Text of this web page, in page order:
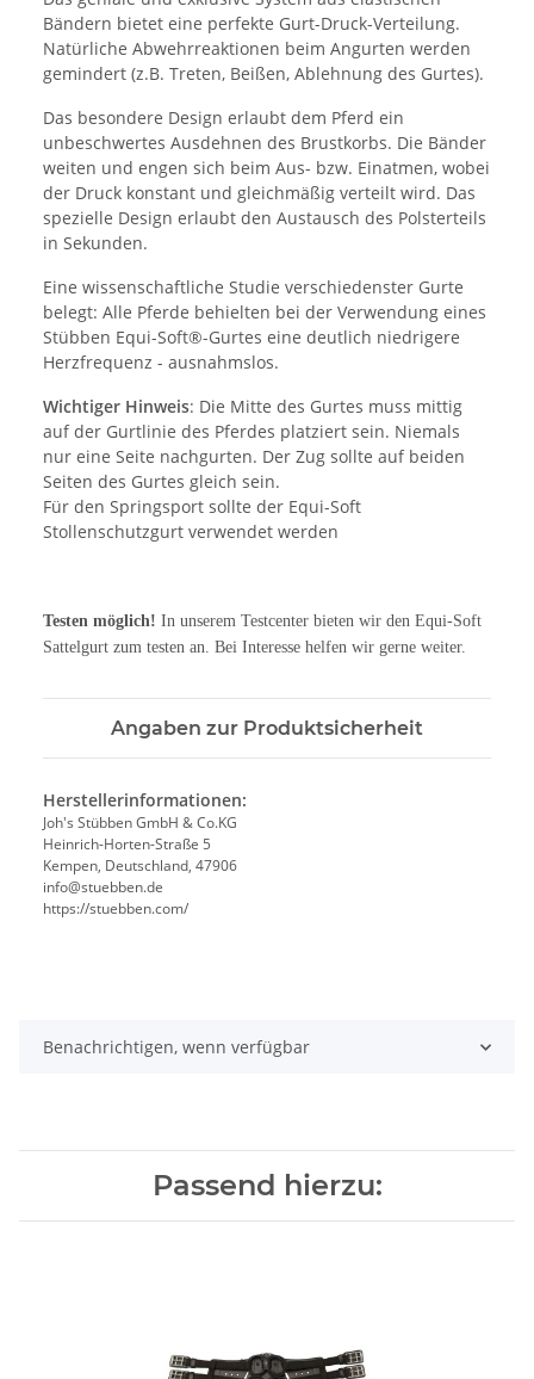
Bändern bietet eine perfekte Gurt-Druck-Verteilung.
Natürliche Abwehrreaktionen beim Angurten werden
gemindert (z.B. Treten, Beißen, Ablehnung des Gurtes).
Das besondere Design erlaubt dem Pferd ein
unbeschwertes Ausdehnen des Brustkorbs. Die Bänder
weiten und engen sich beim Aus- bzw. Einatmen, wobei
der Druck konstant und gleichmäßig verteilt wird. Das
spezielle Design erlaubt den Austausch des Polsterteils
in Sekunden.
Eine wissenschaftliche Studie verschiedenster Gurte
belegt: Alle Pferde behielten bei der Verwendung eines
Stübben Equi-Soft®-Gurtes eine deutlich niedrigere
Herzfrequenz - ausnahmslos.
Wichtiger Hinweis: Die Mitte des Gurtes muss mittig
auf der Gurtlinie des Pferdes platziert sein. Niemals
nur eine Seite nachgurten. Der Zug sollte auf beiden
Seiten des Gurtes gleich sein.
Für den Springsport sollte der Equi-Soft
Stollenschutzgurt verwendet werden
Testen möglich! In unserem Testcenter bieten wir den Equi-Soft
Sattelgurt zum testen an. Bei Interesse helfen wir gerne weiter.
Angaben zur Produktsicherheit
Herstellerinformationen:
Joh's Stübben GmbH & Co.KG
Heinrich-Horten-Straße 5
Kempen, Deutschland, 47906
info@stuebben.de
https://stuebben.com/
Benachrichtigen, wenn verfügbar
Passend hierzu: